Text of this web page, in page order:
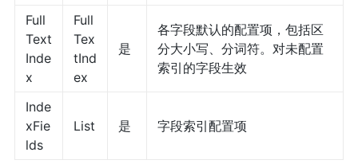
Full
Text
Inde
x
Full
Tex
tInd
ex
是
各字段默认的配置项，包括区
分大小写、分词符。对未配置
索引的字段生效
Inde
xFie
lds
List 是 字段索引配置项